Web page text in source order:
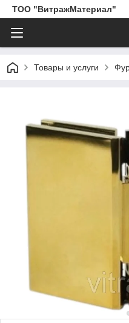
ТОО "ВитражМатериал"
Товары и услуги